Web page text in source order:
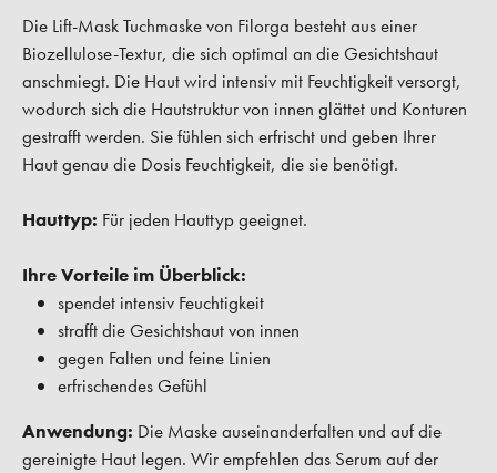
Die Lift-Mask Tuchmaske von Filorga besteht aus einer
Biozellulose-Textur, die sich optimal an die Gesichtshaut
anschmiegt. Die Haut wird intensiv mit Feuchtigkeit versorgt,
wodurch sich die Hautstruktur von innen glättet und Konturen
gestrafft werden. Sie fühlen sich erfrischt und geben Ihrer
Haut genau die Dosis Feuchtigkeit, die sie benötigt.
Hauttyp: Für jeden Hauttyp geeignet.
Ihre Vorteile im Überblick:
spendet intensiv Feuchtigkeit
strafft die Gesichtshaut von innen
gegen Falten und feine Linien
erfrischendes Gefühl
Anwendung: Die Maske auseinanderfalten und auf die
gereinigte Haut legen. Wir empfehlen das Serum auf der